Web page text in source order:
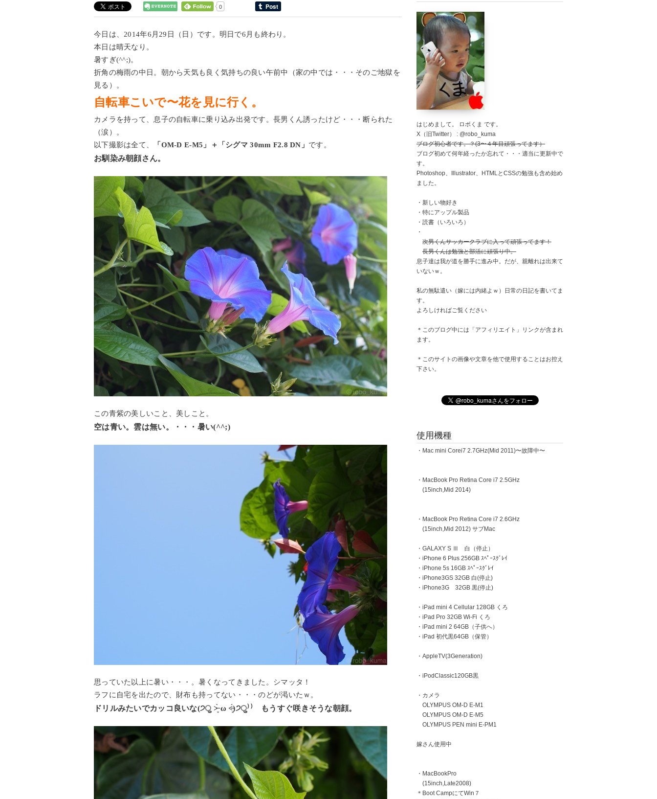
0
今日は、2014年6月29日（日）です。明日で6月も終わり。
本日は晴天なり。
暑すぎ(^^;)。
折角の梅雨の中日。朝から天気も良く気持ちの良い午前中（家の中では・・・そのご地獄を
見る）。
自転車こいで〜花を見に行く。
カメラを持って、息子の自転車に乗り込み出発です。長男くん誘ったけど・・・断られた
（涙）。
以下撮影は全て、
「OM-D E-M5」＋「シグマ 30mm F2.8 DN」 です。
お馴染み朝顔さん。
この青紫の美しいこと、美しこと。
空は青い。雲は無い。・・・暑い(^^;)
思っていた以上に暑い・・・。暑くなってきました。シマッタ！
ラフに自宅を出たので、財布も持ってない・・・のどが渇いたｗ。
ドリルみたいでカッコ良いな(੭ु ˃̶͈̀ ω ˂̶͈́)੭ु⁾⁾ もうすぐ咲きそうな朝顔。
はじめまして。 ロボくま です。
X（旧Twitter） : @robo_kuma
ブログ初心者です。？(3〜４年目頑張ってます）
ブログ初めて何年経ったか忘れて・・・適当に更新中で
す。
Photoshop、Illustrator、HTMLとCSSの勉強も含め始め
ました。
・新しい物好き
・特にアップル製品
・読書（いろいろ）
・
次男くんサッカークラブに入って頑張ってます！
長男くんは勉強と部活に頑張り中。
息子達は我が道を勝手に進み中。だが、親離れは出来て
いないｗ。
私の無駄遣い（嫁には内緒よｗ）日常の日記を書いてま
す。
よろしければご覧ください
＊このブログ中には「アフィリエイト」リンクが含まれ
ます。
＊このサイトの画像や文章を他で使用することはお控え
下さい。
使用機種
・Mac mini Corei7 2.7GHz(Mid 2011)〜故障中〜
・MacBook Pro Retina Core i7 2.5GHz
(15inch,Mid 2014)
・MacBook Pro Retina Core i7 2.6GHz
(15inch,Mid 2012) サブMac
・GALAXY S Ⅲ 白（停止）
・iPhone 6 Plus 256GB ｽﾍﾟｰｽｸﾞﾚｲ
・iPhone 5s 16GB ｽﾍﾟｰｽｸﾞﾚｲ
・iPhone3GS 32GB 白(停止)
・iPhone3G 32GB 黒(停止)
・iPad mini 4 Cellular 128GB くろ
・iPad Pro 32GB Wi-Fi くろ
・iPad mini 2 64GB（子供へ）
・iPad 初代黒64GB（保管）
・AppleTV(3Generation)
・iPodClassic120GB黒
・カメラ
OLYMPUS OM-D E-M1
OLYMPUS OM-D E-M5
OLYMPUS PEN mini E-PM1
嫁さん使用中
・MacBookPro
(15inch,Late2008)
＊Boot CampにてWin７